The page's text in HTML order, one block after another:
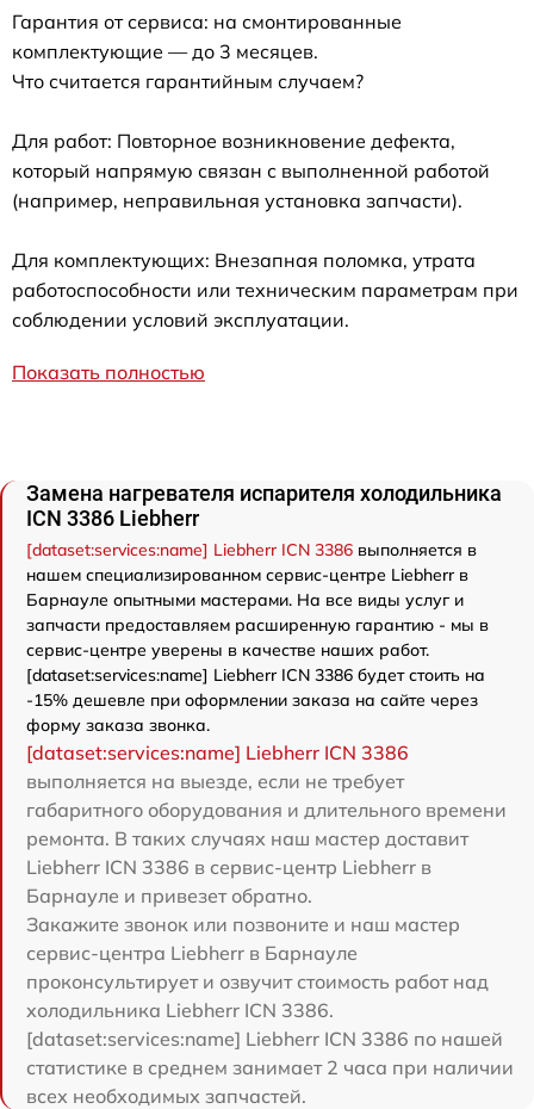
Гарантия от сервиса: на смонтированные
комплектующие — до 3 месяцев.
Что считается гарантийным случаем?
Для работ: Повторное возникновение дефекта,
который напрямую связан с выполненной работой
(например, неправильная установка запчасти).
Для комплектующих: Внезапная поломка, утрата
работоспособности или техническим параметрам при
соблюдении условий эксплуатации.
Показать полностью
Замена нагревателя испарителя холодильника
ICN 3386 Liebherr
[dataset:services:name] Liebherr ICN 3386 выполняется в
нашем специализированном сервис-центре Liebherr в
Барнауле опытными мастерами. На все виды услуг и
запчасти предоставляем расширенную гарантию - мы в
сервис-центре уверены в качестве наших работ.
[dataset:services:name] Liebherr ICN 3386 будет стоить на
-15% дешевле при оформлении заказа на сайте через
форму заказа звонка.
[dataset:services:name] Liebherr ICN 3386
выполняется на выезде, если не требует
габаритного оборудования и длительного времени
ремонта. В таких случаях наш мастер доставит
Liebherr ICN 3386 в сервис-центр Liebherr в
Барнауле и привезет обратно.
Закажите звонок или позвоните и наш мастер
сервис-центра Liebherr в Барнауле
проконсультирует и озвучит стоимость работ над
холодильника Liebherr ICN 3386.
[dataset:services:name] Liebherr ICN 3386 по нашей
статистике в среднем занимает 2 часа при наличии
всех необходимых запчастей.